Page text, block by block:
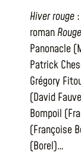
Hiver rouge
roman
Panonacle
Patrick
Grégory
(David
Bompoil
(Françoise
(Borel)…